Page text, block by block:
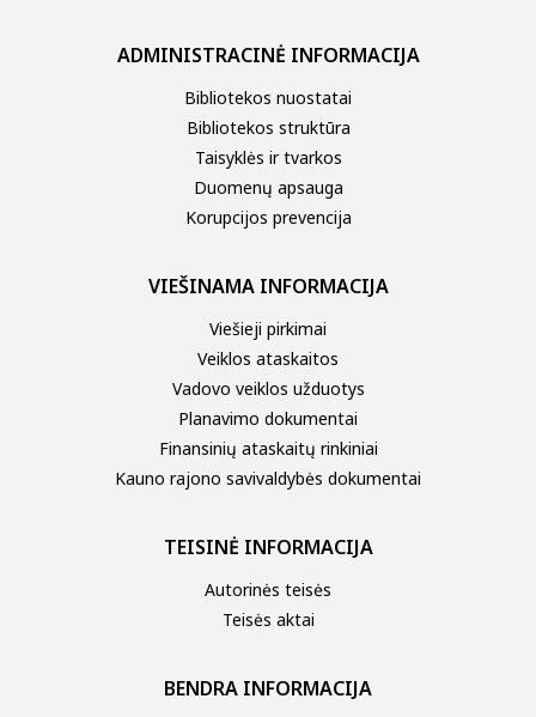
ADMINISTRACINĖ INFORMACIJA
Bibliotekos nuostatai
Bibliotekos struktūra
Taisyklės ir tvarkos
Duomenų apsauga
Korupcijos prevencija
VIEŠINAMA INFORMACIJA
Viešieji pirkimai
Veiklos ataskaitos
Vadovo veiklos užduotys
Planavimo dokumentai
Finansinių ataskaitų rinkiniai
Kauno rajono savivaldybės dokumentai
TEISINĖ INFORMACIJA
Autorinės teisės
Teisės aktai
BENDRA INFORMACIJA